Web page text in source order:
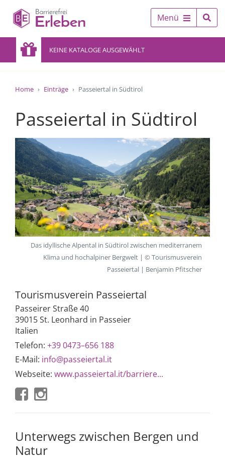
Menü
KEINE KATALOGE AUSGEWÄHLT
Home Einträge Passeiertal in Südtirol
Passeiertal in Südtirol
Das idyllische Alpental in Südtirol zwischen mediterranem
Klima und hochalpiner Bergwelt | © Tourismusverein
Passeiertal | Benjamin Pfitscher
Tourismusverein Passeiertal
Passeirer Straße 40
39015 St. Leonhard in Passeier
Italien
Telefon: +39 0473–656 188
E-Mail: info@passeiertal.it
Webseite: www.passeiertal.it/barriere...
Unterwegs zwischen Bergen und
Natur